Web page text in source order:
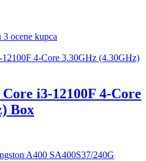
3 ocene kupca
i3-12100F 4-Core
Box